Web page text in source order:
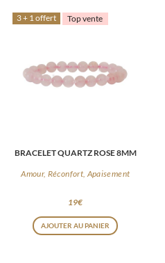
3 + 1 offert Top vente
BRACELET QUARTZ ROSE 8MM
Amour, Réconfort, Apaisement
19€
AJOUTER AU PANIER